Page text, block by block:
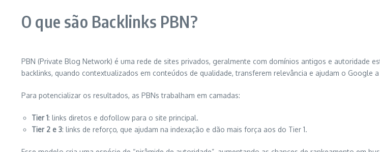
O que são Backlinks PBN?
PBN (Private Blog Network) é uma rede de sites privados, geralmente com domínios antigos e autoridade
backlinks, quando contextualizados em conteúdos de qualidade, transferem relevância e ajudam o Google
Para potencializar os resultados, as PBNs trabalham em camadas:
Tier 1: links diretos e dofollow para o site principal.
Tier 2 e 3: links de reforço, que ajudam na indexação e dão mais força aos do Tier 1.